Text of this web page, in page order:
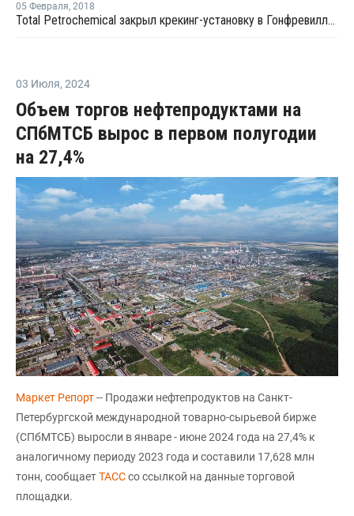
05 Февраля, 2018
Total Petrochemical закрыл крекинг-установку в Гонфревилле из-за поломки
03 Июля, 2024
Объем торгов нефтепродуктами на
СПбМТСБ вырос в первом полугодии
на 27,4%
Маркет Репорт-- Продажи нефтепродуктов на Санкт-
Петербургской международной товарно-сырьевой бирже
(СПбМТСБ) выросли в январе - июне 2024 года на 27,4% к
аналогичному периоду 2023 года и составили 17,628 млн
тонн, сообщаетТАССсо ссылкой на данные торговой
площадки.